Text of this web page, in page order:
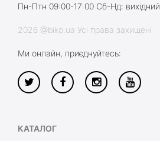
Пн-Птн 09:00-17:00 Сб-Нд: вихідний
2026 @biko.ua Усі права захищені
Ми онлайн, приєднуйтесь:
КАТАЛОГ